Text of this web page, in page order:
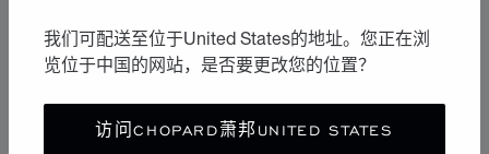
我们可配送至位于United States的地址。您正在浏
览位于中国的网站，是否要更改您的位置？
访问CHOPARD萧邦UNITED STATES